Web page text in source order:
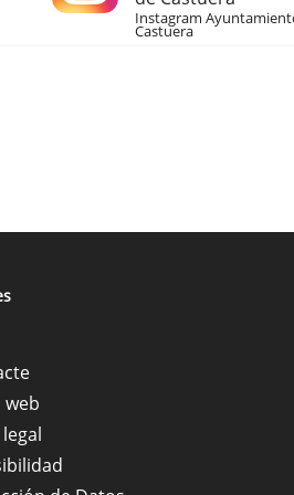
Instagram
Castuera
web